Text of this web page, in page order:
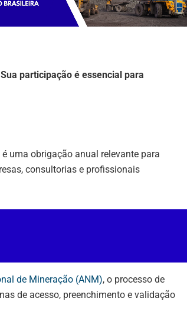
participação é essencial para
é uma obrigação anual relevante para
consultorias e profissionais
de Mineração (ANM), o processo de
de acesso, preenchimento e validação